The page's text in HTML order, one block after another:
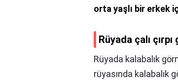
orta yaşlı bir erkek
Rüyada çalı
Rüyada kalabalık
rüyasında kalabalık